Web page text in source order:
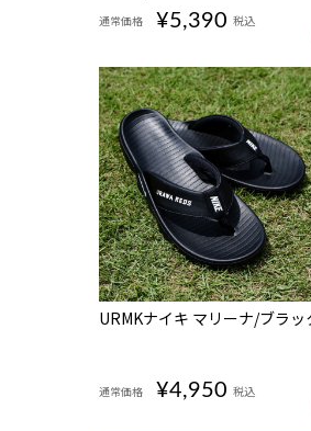
通常価格 ¥5,390 税込
URMKナイキ DF STD FLEX
NEW
URMKナイキ マリーナ/ブラッ
通常価格 ¥4,950 税込
URMKナイキ マリーナ/ブラッ